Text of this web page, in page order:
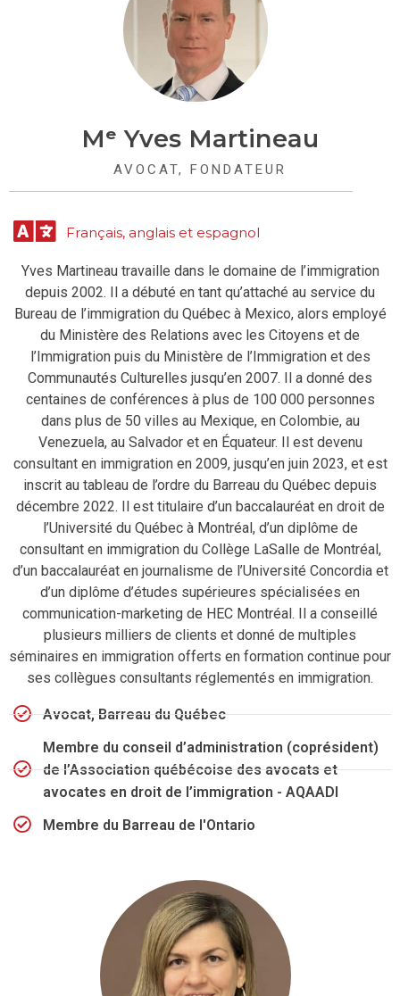
Mᵉ Yves Martineau
AVOCAT, FONDATEUR
Français, anglais et espagnol
Yves Martineau travaille dans le domaine de l’immigration
depuis 2002. Il a débuté en tant qu’attaché au service du
Bureau de l’immigration du Québec à Mexico, alors employé
du Ministère des Relations avec les Citoyens et de
l’Immigration puis du Ministère de l’Immigration et des
Communautés Culturelles jusqu’en 2007. Il a donné des
centaines de conférences à plus de 100 000 personnes
dans plus de 50 villes au Mexique, en Colombie, au
Venezuela, au Salvador et en Équateur. Il est devenu
consultant en immigration en 2009, jusqu’en juin 2023, et est
inscrit au tableau de l’ordre du Barreau du Québec depuis
décembre 2022. Il est titulaire d’un baccalauréat en droit de
l’Université du Québec à Montréal, d’un diplôme de
consultant en immigration du Collège LaSalle de Montréal,
d’un baccalauréat en journalisme de l’Université Concordia et
d’un diplôme d’études supérieures spécialisées en
communication-marketing de HEC Montréal. Il a conseillé
plusieurs milliers de clients et donné de multiples
séminaires en immigration offerts en formation continue pour
ses collègues consultants réglementés en immigration.
Avocat, Barreau du Québec
Membre du conseil d’administration (coprésident)
de l’Association québécoise des avocats et
avocates en droit de l’immigration - AQAADI
Membre du Barreau de l'Ontario